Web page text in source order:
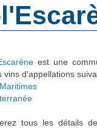
est une
vins d'appellations
tous les détails